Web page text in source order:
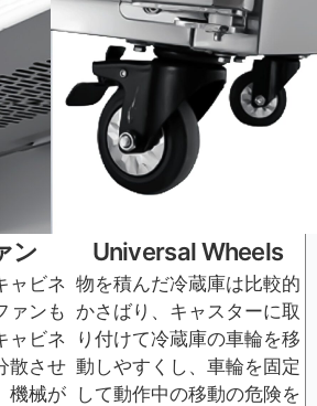
ン
ャビネ
ァンも
ャビネ
散させ
機械が
Universal Wheels
物を積んだ冷蔵庫は比較的
かさばり、キャスターに取
り付けて冷蔵庫の車輪を移
動しやすくし、車輪を固定
して動作中の移動の危険を